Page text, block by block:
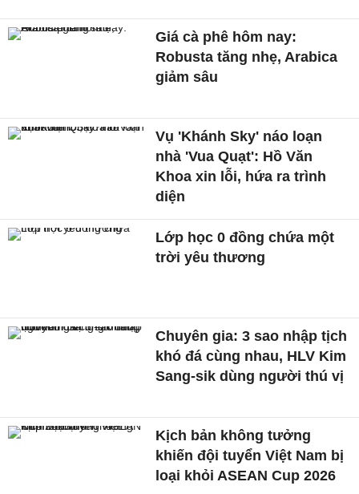
Giá cà phê hôm nay:
Robusta tăng nhẹ, Arabica
giảm sâu
Vụ 'Khánh Sky' náo loạn
nhà 'Vua Quạt': Hồ Văn
Khoa xin lỗi, hứa ra trình
diện
Lớp học 0 đồng chứa một
trời yêu thương
Chuyên gia: 3 sao nhập tịch
khó đá cùng nhau, HLV Kim
Sang-sik dùng người thú vị
Kịch bản không tưởng
khiến đội tuyển Việt Nam bị
loại khỏi ASEAN Cup 2026